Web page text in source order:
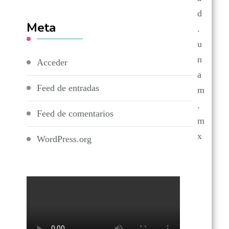
Meta
Acceder
Feed de entradas
Feed de comentarios
WordPress.org
d
.
u
n
a
m
.
m
x